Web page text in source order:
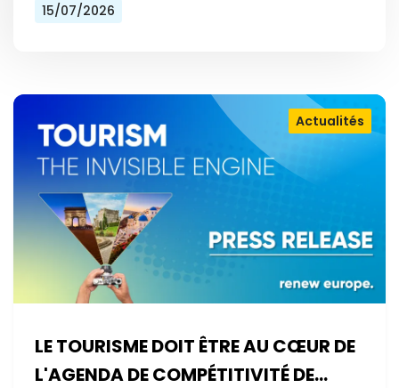
auxquels ils font face tous les…
15/07/2026
LE TOURISME DOIT ÊTRE AU CŒUR DE
L'AGENDA DE COMPÉTITIVITÉ DE
Actualités